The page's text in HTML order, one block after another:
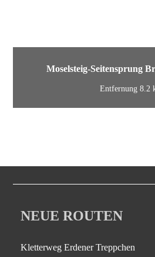
Moselsteig-Seitensprung
Entfernung 8.2
NEUE ROUTEN
Kletterweg Erdener Treppchen